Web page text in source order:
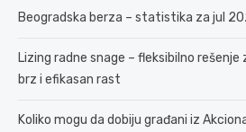
Beogradska berza – statistika za jul
Lizing radne snage – fleksibilno rešenje
brz i efikasan rast
Koliko mogu da dobiju građani iz